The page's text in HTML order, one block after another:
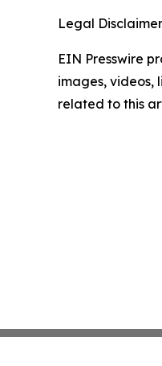
Legal
EIN Presswire
images, videos,
related to this